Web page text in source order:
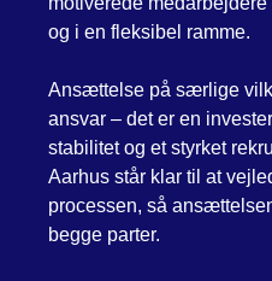
og i en fleksibel ramme.
Ansættelse på særlige
ansvar – det er en
stabilitet og et styrket
Aarhus står klar til at
processen, så
begge parter.